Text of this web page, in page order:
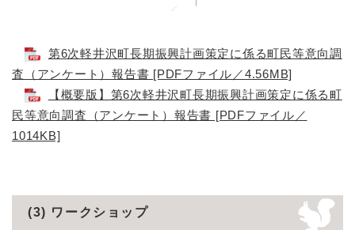
第6次軽井沢町長期振興計画策定に係る町民等意向調
査（アンケート）報告書 [PDFファイル／4.56MB]
【概要版】第6次軽井沢町長期振興計画策定に係る町
民等意向調査（アンケート）報告書 [PDFファイル／
1014KB]
(3) ワークショップ